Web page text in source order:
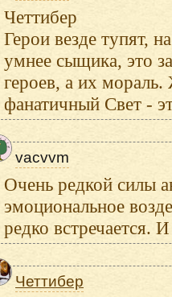
Четтибер
Герои везде тупят,
умнее сыщика, это
героев, а их
фанатичный Свет -
vacvvm
Очень редкой силы
эмоциональное
редко встречается.
Четтибер